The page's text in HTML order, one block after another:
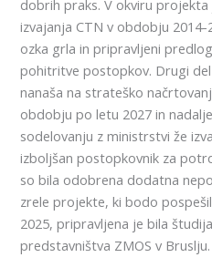
dobrih praks. V okviru
izvajanja CTN v obdobju
ozka grla in pripravljeni
pohitritve postopkov. Drugi
nanaša na strateško
obdobju po letu 2027 in
sodelovanju z ministrstvi že
izboljšan postopkovnik za
so bila odobrena dodatna
zrele projekte, ki bodo
2025, pripravljena je bila
predstavništva ZMOS v Bruslju.